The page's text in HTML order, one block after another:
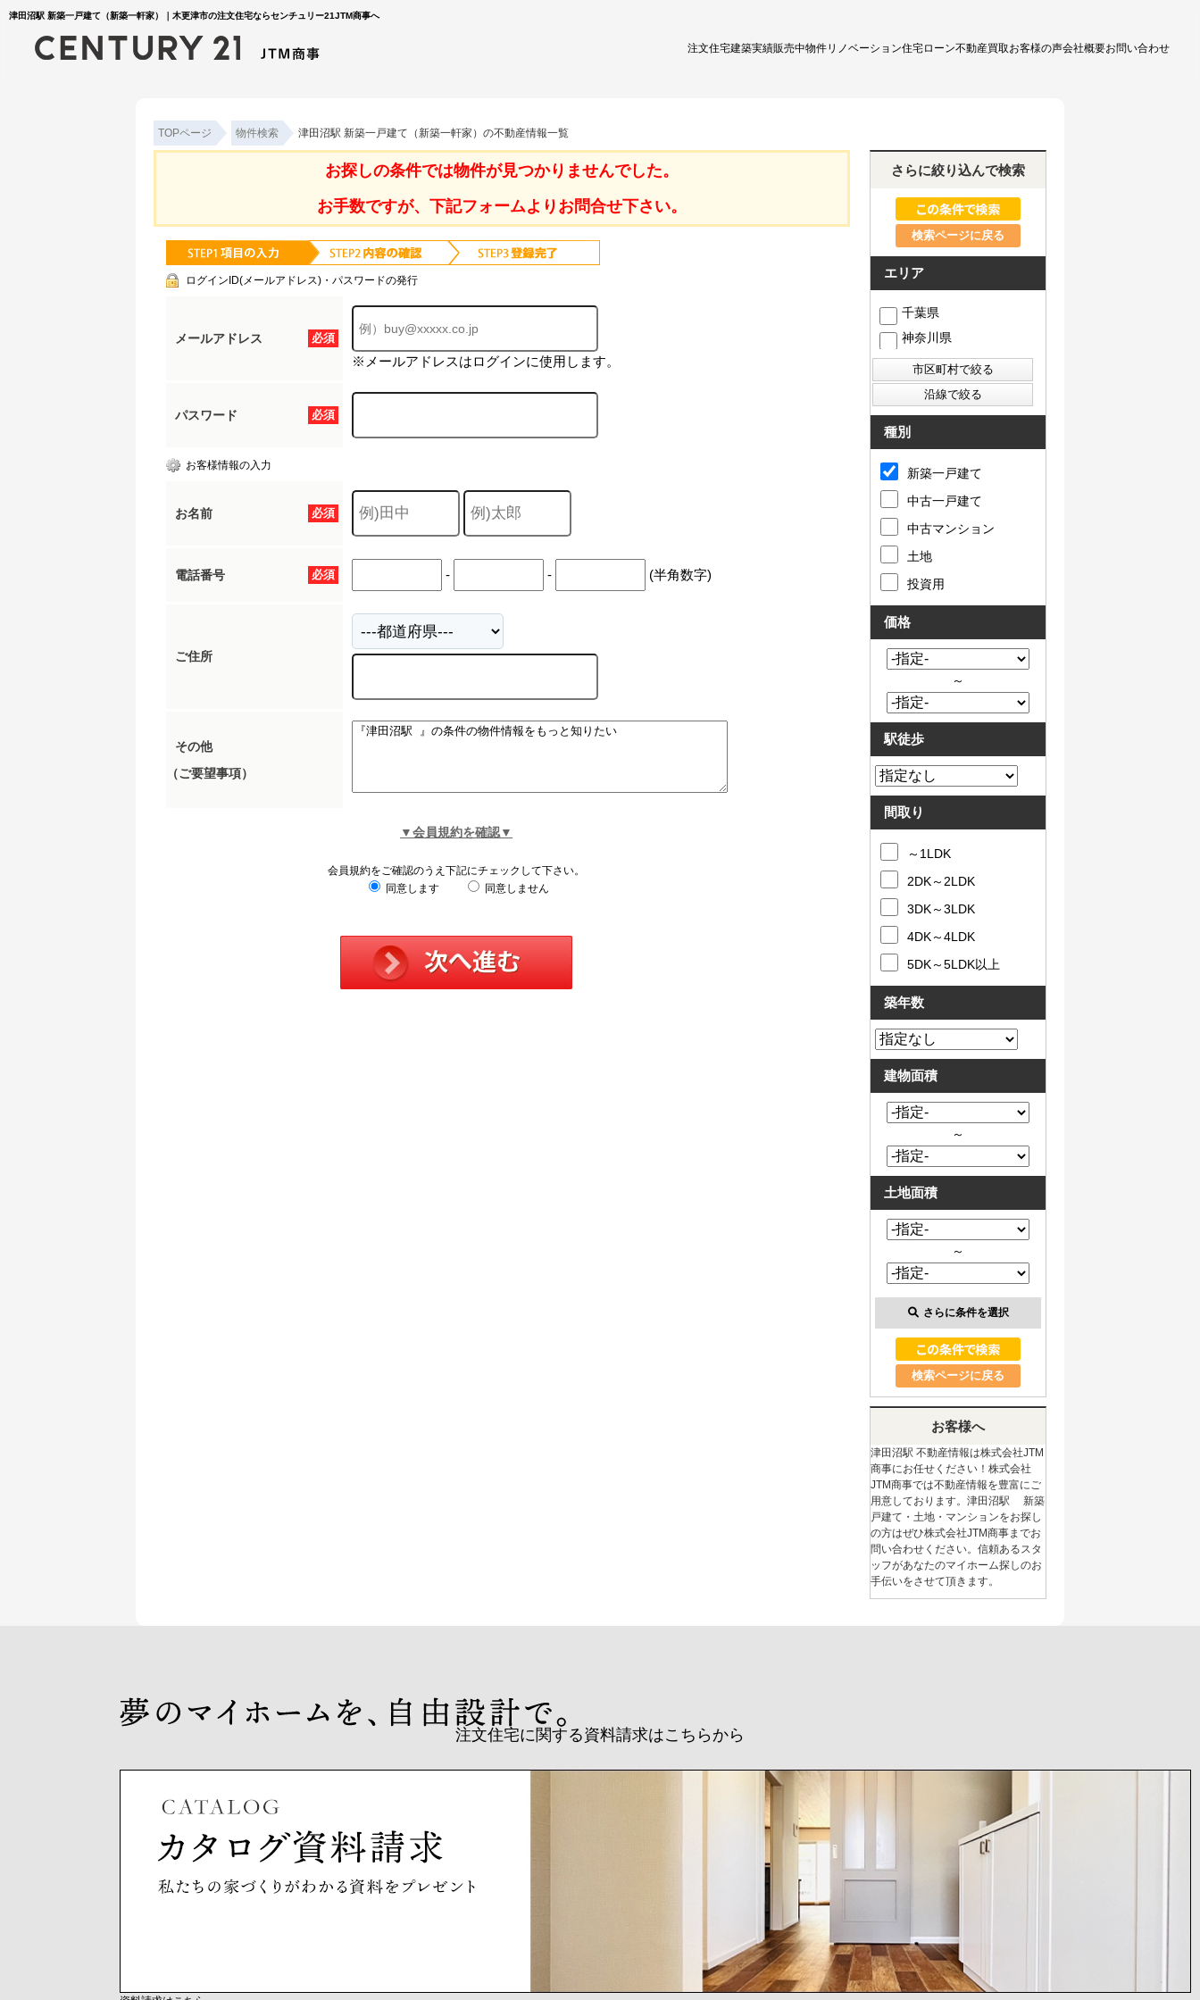
津田沼駅 新築一戸建て（新築一軒家）｜木更津市の注文住宅ならセンチュリー21JTM商事へ
注文住宅建築実績販売中物件リノベーション住宅ローン不動産買取お客様の声会社概要お問い合わせ
TOPページ 物件検索 津田沼駅 新築一戸建て（新築一軒家）の不動産情報一覧
お探しの条件では物件が見つかりませんでした。
お手数ですが、下記フォームよりお問合せ下さい。
ログインID(メールアドレス)・パスワードの発行
必須
メールアドレス
※メールアドレスはログインに使用します。
必須
パスワード
お客様情報の入力
必須
お名前
必須
電話番号 - - (半角数字)
ご住所
その他
（ご要望事項）
▼会員規約を確認▼
会員規約をご確認のうえ下記にチェックして下さい。
同意します
同意しません
さらに絞り込んで検索
検索ページに戻る
エリア
千葉県
神奈川県
種別
新築一戸建て
中古一戸建て
中古マンション
土地
投資用
価格
～
駅徒歩
間取り
～1LDK
2DK～2LDK
3DK～3LDK
4DK～4LDK
5DK～5LDK以上
築年数
建物面積
～
土地面積
～
さらに条件を選択
検索ページに戻る
お客様へ
津田沼駅 不動産情報は株式会社JTM
商事にお任せください！株式会社
JTM商事では不動産情報を豊富にご
用意しております。津田沼駅 新築
戸建て・土地・マンションをお探し
の方はぜひ株式会社JTM商事までお
問い合わせください。信頼あるスタ
ッフがあなたのマイホーム探しのお
手伝いをさせて頂きます。
注文住宅に関する資料請求はこちらから